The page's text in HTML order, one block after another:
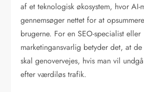
af et teknologisk økosystem, hvor AI-
gennemsøger nettet for at
brugerne. For en SEO-specialist eller
marketingansvarlig betyder det, at de
skal genovervejes, hvis man vil
efter værdiløs trafik.